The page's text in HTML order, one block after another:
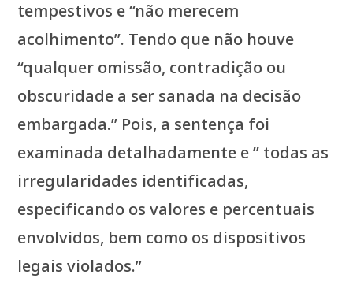
tempestivos e “não merecem
acolhimento”. Tendo que não houve
“qualquer omissão, contradição ou
obscuridade a ser sanada na decisão
embargada.” Pois, a sentença foi
examinada detalhadamente e ” todas as
irregularidades identificadas,
especificando os valores e percentuais
envolvidos, bem como os dispositivos
legais violados.”